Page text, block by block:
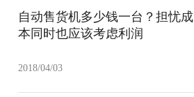
自动售货机多少钱一台？担忧成
本同时也应该考虑利润
2018/04/03